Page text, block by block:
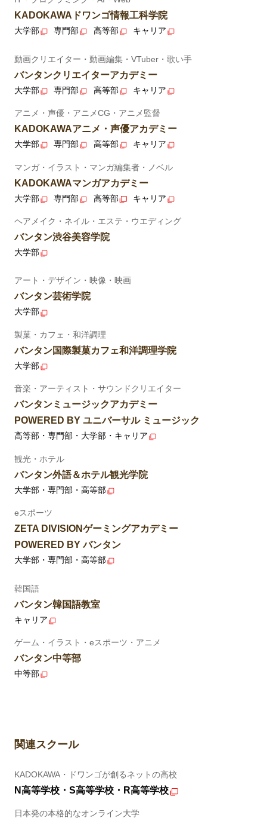
KADOKAWAドワンゴ情報工科学院
大学部 専門部 高等部 キャリア
動画クリエイター・動画編集・VTuber・歌い手
バンタンクリエイターアカデミー
大学部 専門部 高等部 キャリア
アニメ・声優・アニメCG・アニメ監督
KADOKAWAアニメ・声優アカデミー
大学部 専門部 高等部 キャリア
マンガ・イラスト・マンガ編集者・ノベル
KADOKAWAマンガアカデミー
大学部 専門部 高等部 キャリア
ヘアメイク・ネイル・エステ・ウエディング
バンタン渋谷美容学院
大学部
アート・デザイン・映像・映画
バンタン芸術学院
大学部
製菓・カフェ・和洋調理
バンタン国際製菓カフェ和洋調理学院
大学部
音楽・アーティスト・サウンドクリエイター
バンタンミュージックアカデミー
POWERED BY ユニバーサル ミュージック
高等部・専門部・大学部・キャリア
観光・ホテル
バンタン外語＆ホテル観光学院
大学部・専門部・高等部
eスポーツ
ZETA DIVISIONゲーミングアカデミー
POWERED BY バンタン
大学部・専門部・高等部
韓国語
バンタン韓国語教室
キャリア
ゲーム・イラスト・eスポーツ・アニメ
バンタン中等部
中等部
関連スクール
KADOKAWA・ドワンゴが創るネットの高校
N高等学校・S高等学校・R高等学校
日本発の本格的なオンライン大学